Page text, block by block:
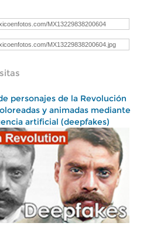
personajes de la Revolución
y animadas mediante
artificial (deepfakes)